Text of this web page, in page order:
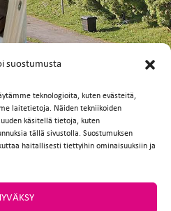
suostumusta
teknologioita, kuten evästeitä,
laitetietoja. Näiden tekniikoiden
käsitellä tietoja, kuten
tällä sivustolla. Suostumuksen
haitallisesti tiettyihin ominaisuuksiin ja